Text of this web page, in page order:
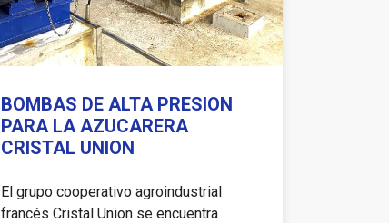
BOMBAS DE ALTA PRESION
PARA LA AZUCARERA
CRISTAL UNION
El grupo cooperativo agroindustrial
francés Cristal Union se encuentra